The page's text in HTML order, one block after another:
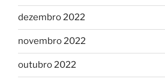
dezembro 2022
novembro 2022
outubro 2022